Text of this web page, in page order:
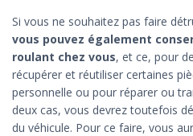
Si vous ne souhaitez pas faire
vous pouvez également
roulant chez vous, et ce, pour
récupérer et réutiliser certaines
personnelle ou pour réparer ou
deux cas, vous devrez toutefois
du véhicule. Pour ce faire, vous